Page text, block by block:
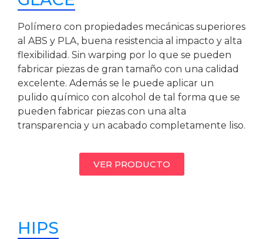
Polímero con propiedades mecánicas superiores
al ABS y PLA, buena resistencia al impacto y alta
flexibilidad. Sin warping por lo que se pueden
fabricar piezas de gran tamaño con una calidad
excelente. Además se le puede aplicar un
pulido químico con alcohol de tal forma que se
pueden fabricar piezas con una alta
transparencia y un acabado completamente liso.
VER PRODUCTO
HIPS